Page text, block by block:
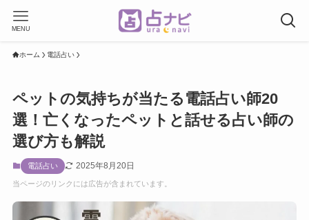
MENU
ホーム 電話占い
ペットの気持ちが当たる電話占い師20
選！亡くなったペットと話せる占い師の
選び方も解説
電話占い 2025年8月20日
当ページのリンクには広告が含まれています。